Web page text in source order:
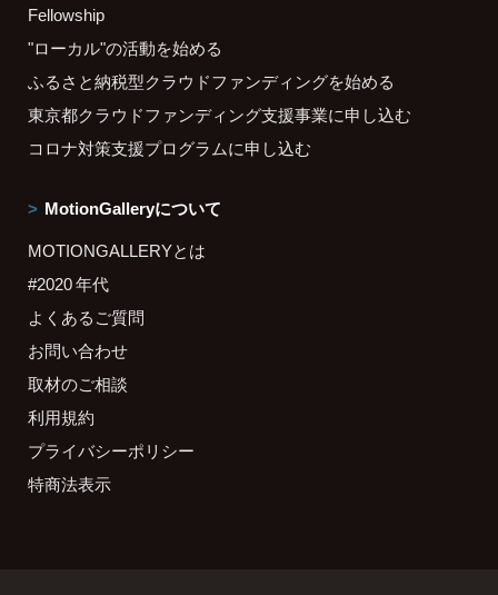
Fellowship
"ローカル"の活動を始める
ふるさと納税型クラウドファンディングを始める
東京都クラウドファンディング支援事業に申し込む
コロナ対策支援プログラムに申し込む
MotionGalleryについて
MOTIONGALLERYとは
#2020 年代
よくあるご質問
お問い合わせ
取材のご相談
利用規約
プライバシーポリシー
特商法表示